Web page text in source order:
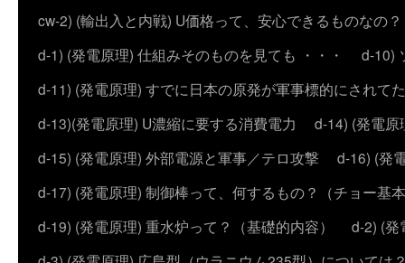
cw-2) (輸出入と内戦) U価格って、安心できるものなの？
d-1) (発電原理) 仕組みそのものを見ても ・・・
d-10)
d-11) (発電原理) すでに日本の原発が軍事標的にされて
d-13)(発電原理) U濃縮に要する消費電力
d-14) (発電
d-15) (発電原理) 外部電源と軍事／テロ攻撃
d-16) (発
d-17) (発電原理) 制御棒って、何するもの？（チョー基
d-19) (発電原理) 重水炉って？（基礎的内容）
d-2) (発